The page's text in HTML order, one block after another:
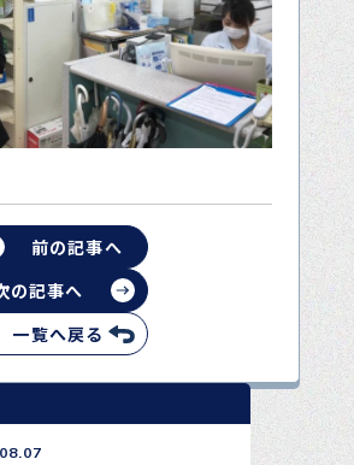
前の記事へ
一覧へ戻る
の記事へ